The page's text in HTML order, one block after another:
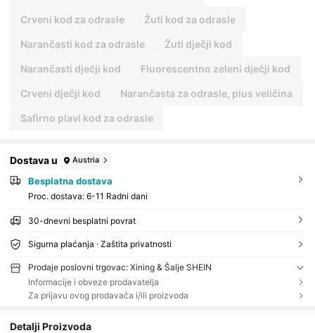
Crveni kod za odrasle Žuti kod za odrasle
Narančasti kod za odrasle Žuti dječji kod
Narančasti dječji kod Fluorescentno zeleni dječji kod
Crveni dječji kod Narančasta za odrasle, plus veličina
Safirno plavi kod za odrasle
Dostava u Austria
Besplatna dostava
Proc. dostava: 6-11 Radni dani
30-dnevni besplatni povrat
Sigurna plaćanja · Zaštita privatnosti
Prodaje poslovni trgovac: Xining & Šalje SHEIN
Informacije i obveze prodavatelja
Za prijavu ovog prodavača i/ili proizvoda
Detalji Proizvoda